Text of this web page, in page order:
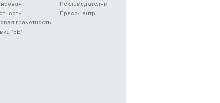
грамотность
"ВБ"
Рекламодателям
Пресс-центр